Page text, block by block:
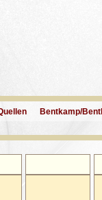
Bentkamp/